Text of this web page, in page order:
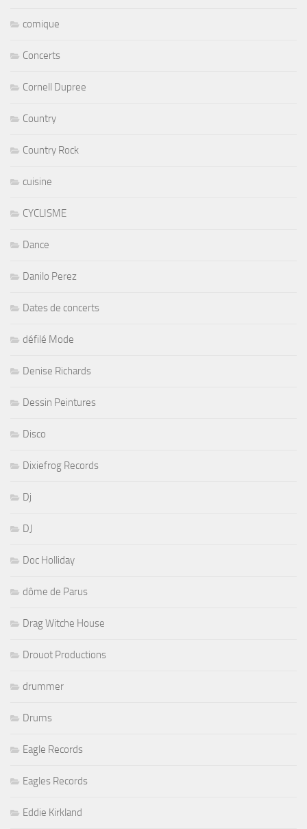
comique
Concerts
Cornell Dupree
Country
Country Rock
cuisine
CYCLISME
Dance
Danilo Perez
Dates de concerts
défilé Mode
Denise Richards
Dessin Peintures
Disco
Dixiefrog Records
Dj
DJ
Doc Holliday
dôme de Parus
Drag Witche House
Drouot Productions
drummer
Drums
Eagle Records
Eagles Records
Eddie Kirkland